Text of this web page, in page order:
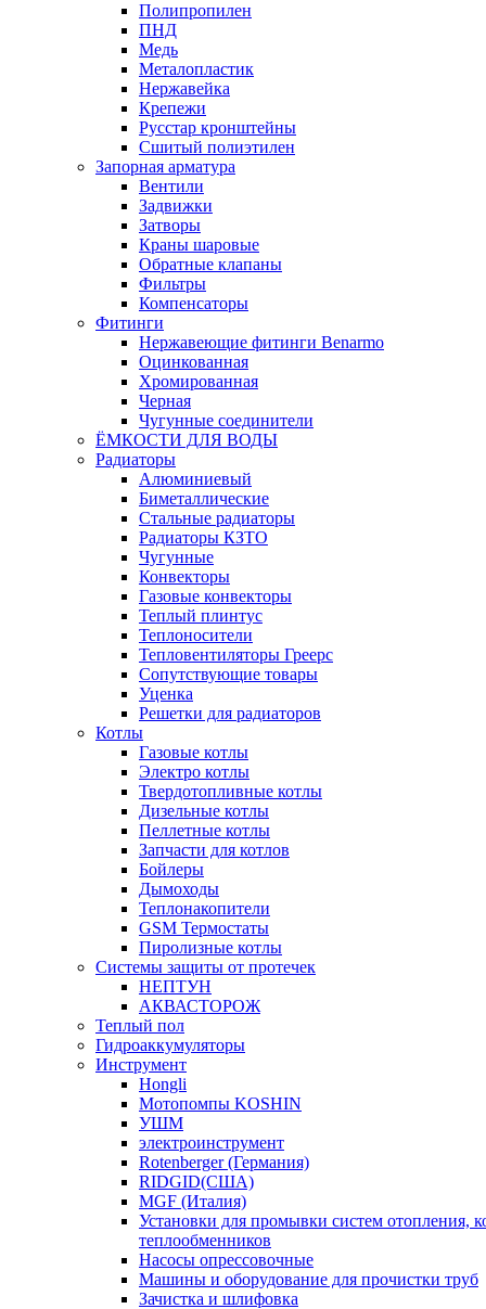
Полипропилен
ПНД
Медь
Металопластик
Нержавейка
Крепежи
Русстар кронштейны
Сшитый полиэтилен
Запорная арматура
Вентили
Задвижки
Затворы
Краны шаровые
Обратные клапаны
Фильтры
Компенсаторы
Фитинги
Нержавеющие фитинги Benarmo
Оцинкованная
Хромированная
Черная
Чугунные соединители
ЁМКОСТИ ДЛЯ ВОДЫ
Радиаторы
Алюминиевый
Биметаллические
Стальные радиаторы
Радиаторы КЗТО
Чугунные
Конвекторы
Газовые конвекторы
Теплый плинтус
Теплоносители
Тепловентиляторы Греерс
Сопутствующие товары
Уценка
Решетки для радиаторов
Котлы
Газовые котлы
Электро котлы
Твердотопливные котлы
Дизельные котлы
Пеллетные котлы
Запчасти для котлов
Бойлеры
Дымоходы
Теплонакопители
GSM Термостаты
Пиролизные котлы
Системы защиты от протечек
НЕПТУН
АКВАСТОРОЖ
Теплый пол
Гидроаккумуляторы
Инструмент
Hongli
Мотопомпы KOSHIN
УШМ
электроинструмент
Rotenberger (Германия)
RIDGID(США)
MGF (Италия)
Установки для промывки систем отопления,
теплообменников
Насосы опрессовочные
Машины и оборудование для прочистки труб
Зачистка и шлифовка